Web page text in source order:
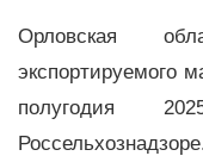
Орловская
экспортируемого
полугодия